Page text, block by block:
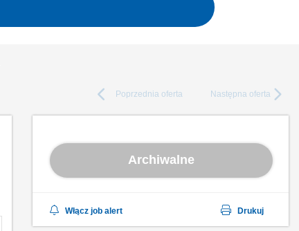
Poprzednia oferta Następna oferta
Archiwalne
Włącz job alert Drukuj